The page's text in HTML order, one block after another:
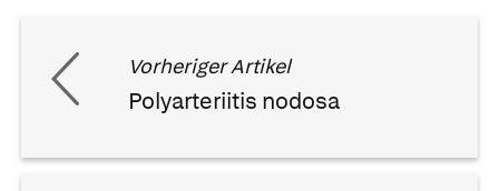
Vorheriger Artikel
Polyarteriitis nodosa